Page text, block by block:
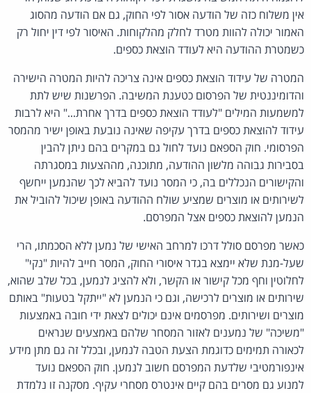
אין משלוח כזה של הודעה אסור לפי החוק, גם אם הודעה מהסוג
האמור יכולה להוות מטרד לחלק מהלקוחות. האיסור לפי דין יחול רק
כשמטרת ההודעה היא לעודד הוצאת כספים.
המטרה של עידוד הוצאת כספים אינה צריכה להיות המטרה הישירה
והדומיננטית של הפרסום כטענת המשיבה. הפרשנות שיש לתת
למשמעות המילים "לעודד הוצאת כספים בדרך אחרת..." היא לרבות
עידוד להוצאת כספים בדרך עקיפה שאינה נובעת באופן ישיר מהמסר
הפרסומי. חוק הספאם נועד לחול גם במקרים בהם ניתן להבין
בסבירות גבוהה מלשון ההודעה, מתוכנה, מההצעות במסגרתה
והקישורים הנכללים בה, כי המסר נועד להביא לכך שהנמען ייחשף
לשירותים או מוצרים שמציע שולח ההודעה באופן שיכול להוביל את
הנמען להוצאת כספים אצל המפרסם.
כאשר מפרסם סולל דרכו למרחב האישי של נמען ללא הסכמתו, הרי
שעל-מנת שלא יימצא בגדר איסורי החוק, המסר חייב להיות "נקי"
לחלוטין וחף מכל קישור או הקשר, ולא להציג לנמען, בכל שלב שהוא,
שירותים או מוצרים לרכישה, וגם כי הנמען לא "ייתקל בטעות" באותם
מוצרים ושירותים. מפרסמים אינם יכולים לצאת ידי חובה באמצעות
"משיכה" של נמענים לאזור המסחר שלהם באמצעים שנראים
לכאורה תמימים כדוגמת הצעת הטבה לנמען, ובכלל זה גם מתן מידע
אינפורמטיבי שלדעת המפרסם חשוב לנמען. חוק הספאם נועד
למנוע גם מסרים בהם קיים אינטרס מסחרי עקיף. מסקנה זו נלמדת